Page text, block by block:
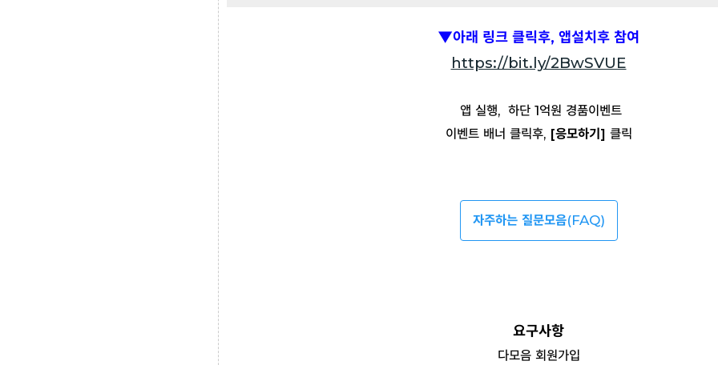
▼아래 링크 클릭후, 앱설치후 참여
https://bit.ly/2BwSVUE
앱 실행, 하단 1억원 경품이벤트
이벤트 배너 클릭후, [응모하기] 클릭
자주하는 질문모음(FAQ)
요구사항
다모음 회원가입